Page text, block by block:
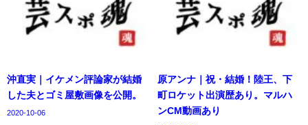
沖直実｜イケメン評論家が結婚
した夫とゴミ屋敷画像を公開。
2020-10-06
原アンナ｜祝・結婚！陸王、下
町ロケット出演歴あり。マルハ
ンCM動画あり